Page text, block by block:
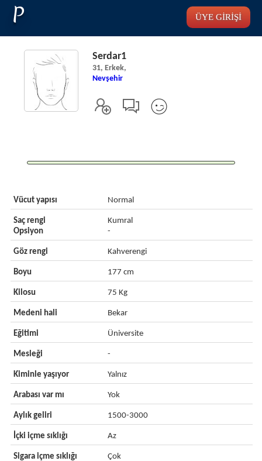
P ÜYE GİRİŞİ
Serdar1
31, Erkek,
Nevşehir
Vücut yapısı Normal
Saç rengi
Opsiyon
Kumral
-
Göz rengi Kahverengi
Boyu 177 cm
Kilosu 75 Kg
Medeni hali Bekar
Eğitimi Üniversite
Mesleği -
Kiminle yaşıyor Yalnız
Arabası var mı Yok
Aylık geliri 1500-3000
İçki içme sıklığı Az
Sigara içme sıklığı Çok